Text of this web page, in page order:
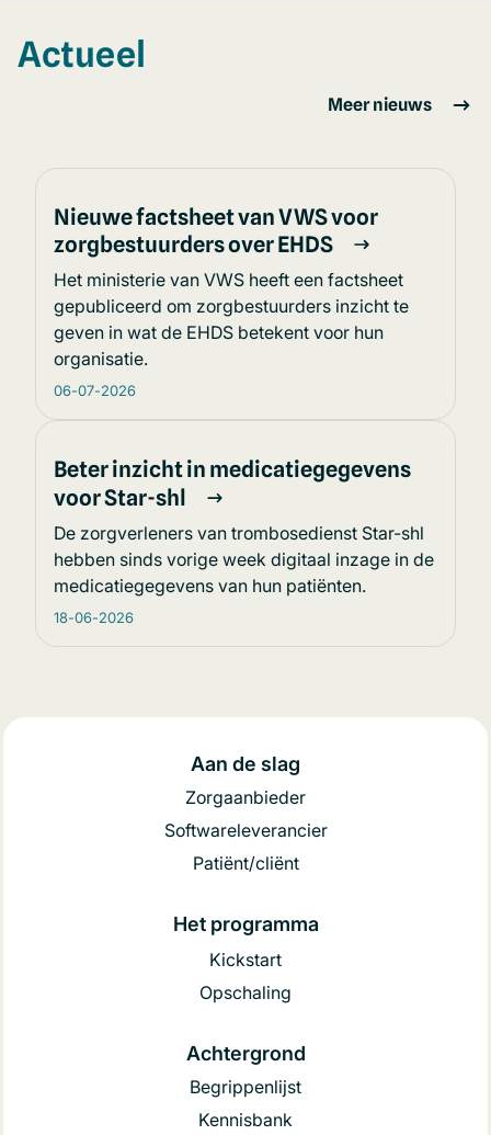
Actueel
Meer nieuws
Nieuwe factsheet van VWS voor
zorgbestuurders over EHDS
Het ministerie van VWS heeft een factsheet
gepubliceerd om zorgbestuurders inzicht te
geven in wat de EHDS betekent voor hun
organisatie.
06-07-2026
Beter inzicht in medicatiegegevens
voor Star-shl
De zorgverleners van trombosedienst Star-shl
hebben sinds vorige week digitaal inzage in de
medicatiegegevens van hun patiënten.
18-06-2026
Aan de slag
Zorgaanbieder
Softwareleverancier
Patiënt/cliënt
Het programma
Kickstart
Opschaling
Achtergrond
Begrippenlijst
Kennisbank